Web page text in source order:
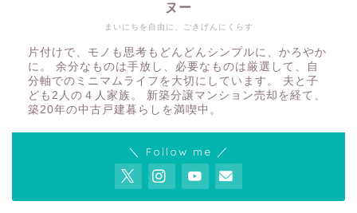
まいにちを自由に、ごきげんにくらす
ヌー
片付けで、モノも思考もどんどんシンプルに、かろやか
に。 余分なものは手放し、必要なものは厳選して、自
分軸でのミニマムライフを大切にしています。 夫と子
ども2人の４人家族。 新築分譲マンション売却を経て、
築20年の中古戸建暮らしを満喫中。
＼ Follow me ／